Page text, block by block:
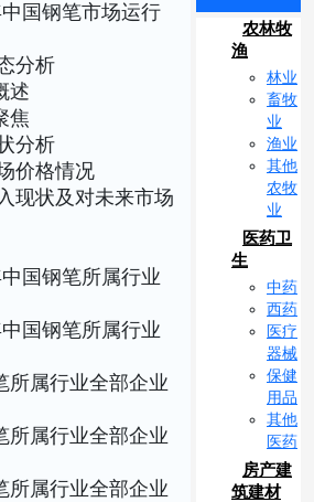
国钢笔市场运行
分析
述
焦
分析
价格情况
现状及对未来市场
国钢笔所属行业
国钢笔所属行业
所属行业全部企业
所属行业全部企业
所属行业全部企业
农林牧
渔
林业
畜牧
业
渔业
其他
农牧
业
医药卫
生
中药
西药
医疗
器械
保健
用品
其他
医药
房产建
筑建材